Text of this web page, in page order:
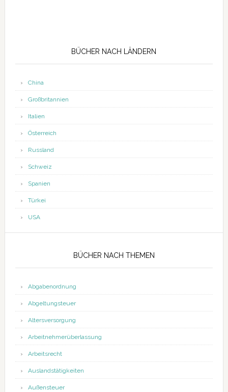
BÜCHER NACH LÄNDERN
China
Großbritannien
Italien
Österreich
Russland
Schweiz
Spanien
Türkei
USA
BÜCHER NACH THEMEN
Abgabenordnung
Abgeltungsteuer
Altersversorgung
Arbeitnehmerüberlassung
Arbeitsrecht
Auslandstätigkeiten
Außensteuer